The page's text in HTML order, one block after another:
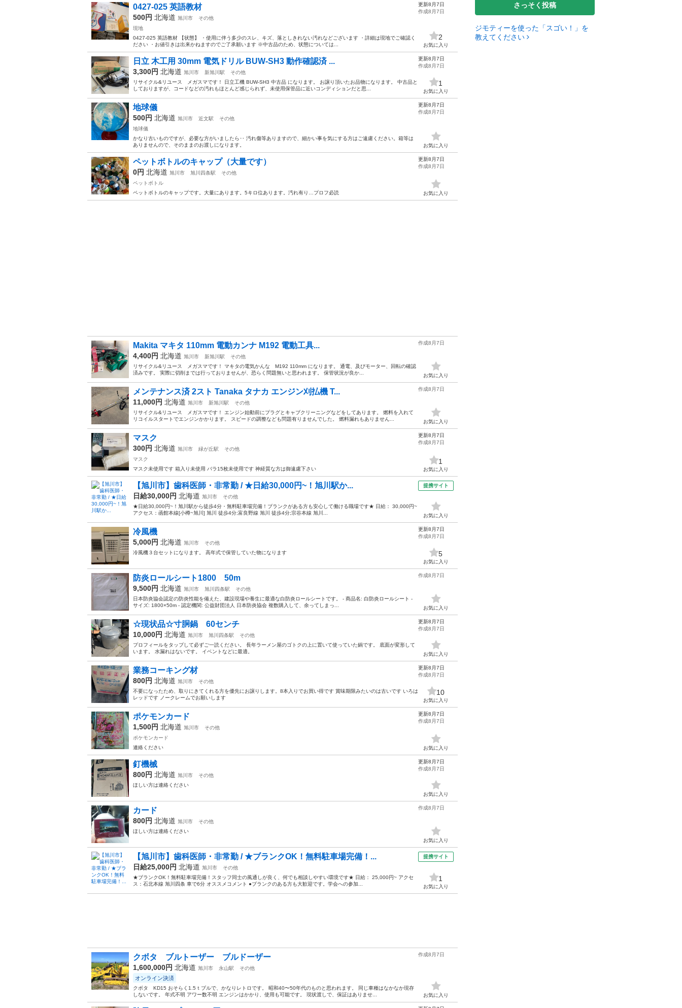
0427-025 英語教材
500円 北海道 旭川市
その他
現地
0427-025 英語教材 【状態】 ・使用に伴う多少のスレ、キズ、落としきれない汚れなどございます ・詳細は現地でご確認く
ださい ・お値引きは出来かねますのでご了承願います ※中古品のため、状態については...
更新8月7日
作成8月7日
2
お気に入り
日立 木工用 30mm 電気ドリル BUW-SH3 動作確認済 ...
3,300円 北海道 旭川市 新旭川駅
その他
リサイクル&リユース メガスマです！ 日立工機 BUW-SH3 中古品 になります。 お譲り頂いたお品物になります。 中古品と
しておりますが、コードなどの汚れもほとんど感じられず、未使用保管品に近いコンディションだと思...
更新8月7日
作成8月7日
1
お気に入り
地球儀
500円 北海道 旭川市 近文駅
その他
地球儀
かなり古いものですが、必要な方がいましたら‥ 汚れ傷等ありますので、細かい事を気にする方はご遠慮ください。箱等は
ありませんので、そのままのお渡しになります。
更新8月7日
作成8月7日
お気に入り
ペットボトルのキャップ（大量です）
0円 北海道 旭川市 旭川四条駅
その他
ペットボトル
ペットボトルのキャップです。大量にあります。5キロ位あります。汚れ有り…プロフ必読
更新8月7日
作成8月7日
お気に入り
Makita マキタ 110mm 電動カンナ M192 電動工具...
4,400円 北海道 旭川市 新旭川駅
その他
リサイクル&リユース メガスマです！ マキタの電気かんな M192 110mm になります。 通電、及びモーター、回転の確認
済みです。 実際に切削までは行っておりませんが、恐らく問題無いと思われます。 保管状況が良か...
作成8月7日
お気に入り
メンテナンス済 2スト Tanaka タナカ エンジン刈払機 T...
11,000円 北海道 旭川市 新旭川駅
その他
リサイクル&リユース メガスマです！ エンジン始動前にプラグとキャブクリーニングなどをしてあります。 燃料を入れて
リコイルスタートでエンジンかかります。 スピードの調整なども問題有りませんでした。 燃料漏れもありません...
作成8月7日
お気に入り
マスク
300円 北海道 旭川市 緑が丘駅
その他
マスク
マスク未使用です 箱入り未使用 バラ15枚未使用です 神経質な方は御遠慮下さい
更新8月7日
作成8月7日
1
お気に入り
【旭川市】歯科医師・非常勤 / ★日給30,000円~！旭川駅か...
日給30,000円 北海道 旭川市
その他
★日給30,000円~！旭川駅から徒歩4分・無料駐車場完備！ブランクがある方も安心して働ける職場です★ 日給： 30,000円~
アクセス：函館本線[小樽~旭川] 旭川 徒歩4分;富良野線 旭川 徒歩4分;宗谷本線 旭川...
提携サイト
お気に入り
冷風機
5,000円 北海道 旭川市
その他
冷風機３台セットになります。 高年式で保管していた物になります
更新8月7日
作成8月7日
5
お気に入り
防炎ロールシート1800 50m
9,500円 北海道 旭川市 旭川四条駅
その他
日本防炎協会認定の防炎性能を備えた、建設現場や養生に最適な白防炎ロールシートです。 - 商品名: 白防炎ロールシート -
サイズ: 1800×50m - 認定機関: 公益財団法人 日本防炎協会 複数購入して、余ってしまっ...
作成8月7日
お気に入り
☆現状品☆寸胴鍋 60センチ
10,000円 北海道 旭川市 旭川四条駅
その他
プロフィールをタップして必ずご一読ください。 長年ラーメン屋のゴトクの上に置いて使っていた鍋です。 底面が変形して
います。 水漏れはないです。 イベントなどに最適。
更新8月7日
作成8月7日
お気に入り
業務コーキング材
800円 北海道 旭川市
その他
不要になったため、取りにきてくれる方を優先にお譲りします。8本入りでお買い得です 賞味期限みたいのは古いです いろは
レッドです ノークレームでお願いします
更新8月7日
作成8月7日
10
お気に入り
ポケモンカード
1,500円 北海道 旭川市
その他
ポケモンカード
連絡ください
更新8月7日
作成8月7日
お気に入り
釘機械
800円 北海道 旭川市
その他
ほしい方は連絡ください
更新8月7日
作成8月7日
お気に入り
カード
800円 北海道 旭川市
その他
ほしい方は連絡ください
作成8月7日
お気に入り
【旭川市】歯科医師・非常勤 / ★ブランクOK！無料駐車場完備！...
日給25,000円 北海道 旭川市
その他
★ブランクOK！無料駐車場完備！スタッフ同士の風通しが良く、何でも相談しやすい環境です★ 日給： 25,000円~ アクセ
ス：石北本線 旭川四条 車で6分 オススメコメント ●ブランクのある方も大歓迎です。学会への参加...
提携サイト
1
お気に入り
クボタ ブルトーザー ブルドーザー
1,600,000円 北海道 旭川市 永山駅 その他
オンライン決済
クボタ KD15 おそらく1.5ｔブルで、かなりレトロです。 昭和40〜50年代のものと思われます。 同じ車種はなかなか現存
しないです。 年式不明 アワー数不明 エンジンはかかり、使用も可能です。 現状渡しで、保証はありませ...
作成8月7日
お気に入り
さっそく投稿
ジモティーを使った「スゴい！」を
教えてください